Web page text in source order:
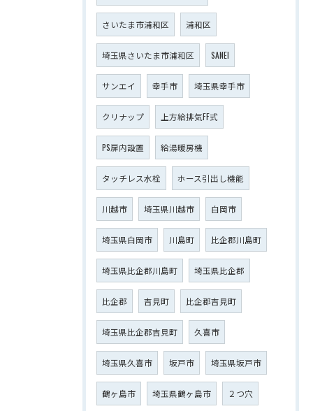
さいたま市浦和区 浦和区
埼玉県さいたま市浦和区 SANEI
サンエイ 幸手市 埼玉県幸手市
クリナップ 上方給排気FF式
PS扉内設置 給湯暖房機
タッチレス水栓 ホース引出し機能
川越市 埼玉県川越市 白岡市
埼玉県白岡市 川島町 比企郡川島町
埼玉県比企郡川島町 埼玉県比企郡
比企郡 吉見町 比企郡吉見町
埼玉県比企郡吉見町 久喜市
埼玉県久喜市 坂戸市 埼玉県坂戸市
鶴ヶ島市 埼玉県鶴ヶ島市 ２つ穴